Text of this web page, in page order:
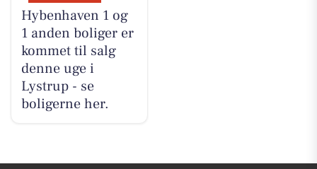
Hybenhaven 1 og
1 anden boliger er
kommet til salg
denne uge i
Lystrup - se
boligerne her.